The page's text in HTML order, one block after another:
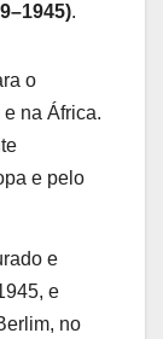
.
o
na África.
e pelo
e
e
no